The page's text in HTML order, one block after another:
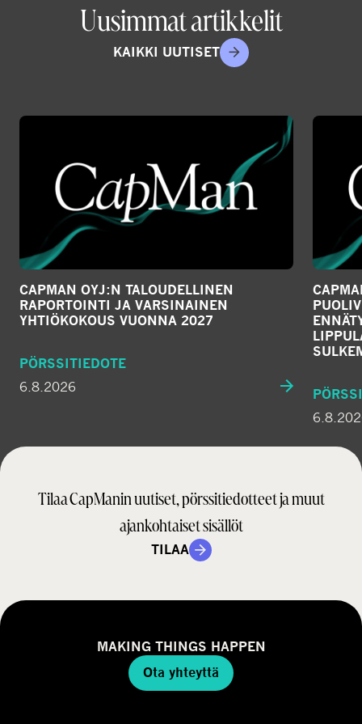
Uusimmat artikkelit
KAIKKI UUTISET
CAPMAN OYJ:N TALOUDELLINEN
RAPORTOINTI JA VARSINAINEN
YHTIÖKOKOUS VUONNA 2027
PÖRSSITIEDOTE
6.8.2026
Tilaa CapManin uutiset, pörssitiedotteet ja muut
ajankohtaiset sisällöt
TILAA
MAKING THINGS HAPPEN
Ota yhteyttä